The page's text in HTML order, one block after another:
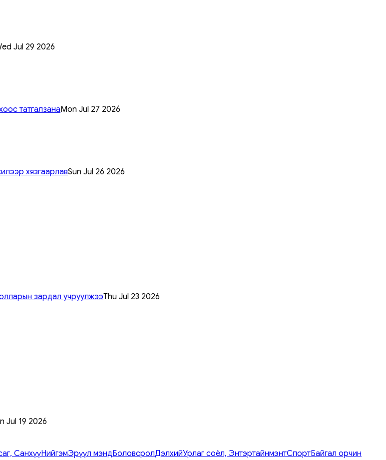
Jul 29 2026
татгалзанаMon Jul 27 2026
хязгаарлавSun Jul 26 2026
зардал учруулжээThu Jul 23 2026
Jul 19 2026
СанхүүНийгэмЭрүүл мэндБоловсролДэлхийУрлаг соёл, ЭнтэртайнмэнтСпортБайгал орчин